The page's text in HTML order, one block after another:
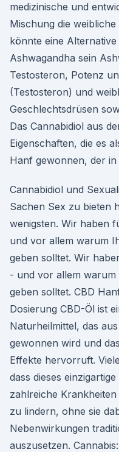
medizinische und
Mischung die
könnte eine
Ashwagandha sein
Testosteron, Potenz
(Testosteron) und
Geschlechtsdrüsen
Das Cannabidiol aus
Eigenschaften, die es
Hanf gewonnen, der
Cannabidiol und
Sachen Sex zu bieten
wenigsten. Wir haben
und vor allem warum
geben solltet. Wir
- und vor allem warum
geben solltet. CBD
Dosierung CBD-Öl ist
Naturheilmittel, das
gewonnen wird und
Effekte hervorruft.
dass dieses
zahlreiche
zu lindern, ohne sie
Nebenwirkungen
auszusetzen.